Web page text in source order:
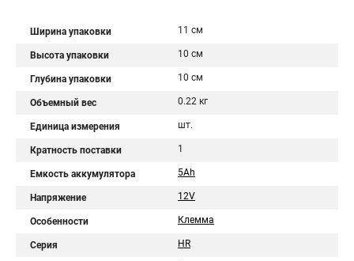
Ширина упаковки 11 см
Высота упаковки 10 см
Глубина упаковки 10 см
Объемный вес 0.22 кг
Единица измерения шт.
Кратность поставки 1
Емкость аккумулятора 5Ah
Напряжение 12V
Особенности Клемма
Серия HR